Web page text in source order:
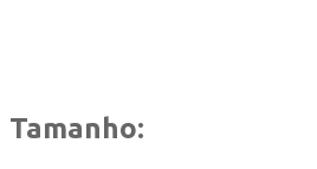
Tamanho: